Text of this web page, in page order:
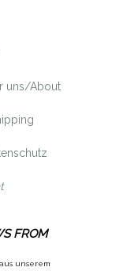
uns/About
FROM
unserem